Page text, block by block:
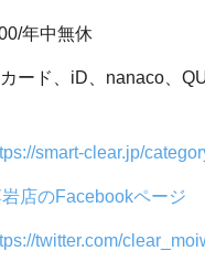
年中無休
ード、iD、nanaco、
smart-clear.jp/
店のFacebookページ
twitter.com/